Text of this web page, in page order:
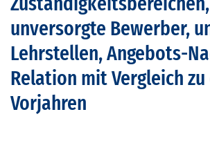
unversorgte Bewerber,
Lehrstellen, Angebots-
Relation mit Vergleich zu
Vorjahren